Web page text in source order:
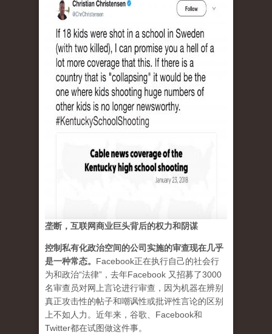
垄断，互联网商业巨头背后的权力和阴谋
控制私有化政治空间的公司实施的审查现在几乎
是一种常态。 Facebook正在执行自己的社会行
为和政治“法律”，去年Facebook 又招募了3000
名审查员对网上言论进行审查，因为机器在辨别
真正攻击性的帖子和嘲讽性或批评性言论的区别
上不如人力。近年来，谷歌、Facebook和
Twitter都在试图做这件事。